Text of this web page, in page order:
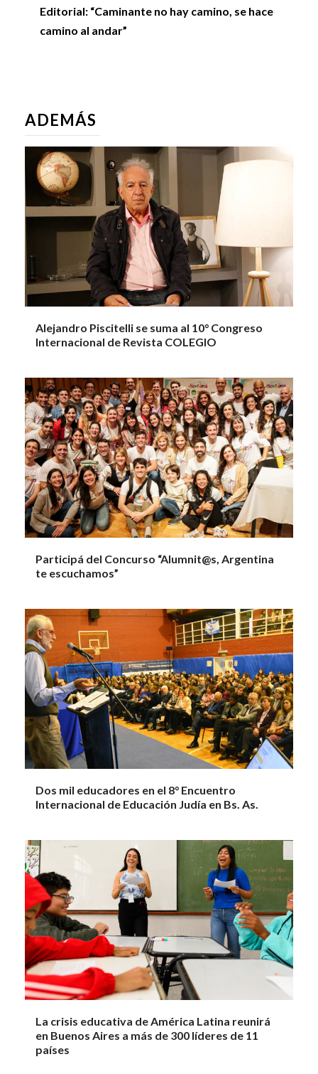
Editorial: “Caminante no hay camino, se hace
camino al andar”
ADEMÁS
Alejandro Piscitelli se suma al 10° Congreso
Internacional de Revista COLEGIO
Participá del Concurso “Alumnit@s, Argentina
te escuchamos”
Dos mil educadores en el 8° Encuentro
Internacional de Educación Judía en Bs. As.
La crisis educativa de América Latina reunirá
en Buenos Aires a más de 300 líderes de 11
países